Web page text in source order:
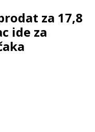
za 17,8
ide za